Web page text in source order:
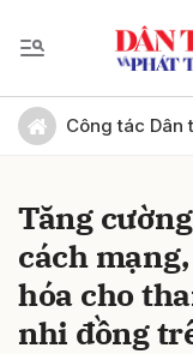
Công tác Dân
Tăng
cách
hóa cho
nhi đồng
Gửi bình luận